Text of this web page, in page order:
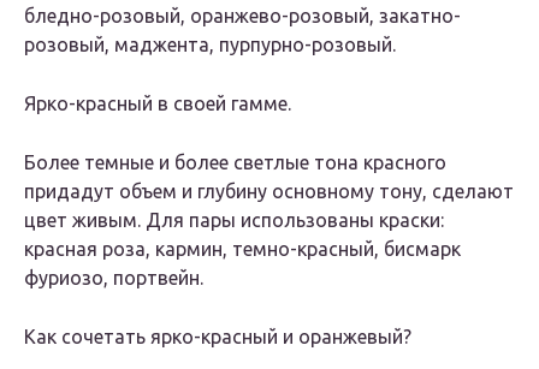
бледно-розовый, оранжево-розовый, закатно-
розовый, маджента, пурпурно-розовый.
Ярко-красный в своей гамме.
Более темные и более светлые тона красного
придадут объем и глубину основному тону, сделают
цвет живым. Для пары использованы краски:
красная роза, кармин, темно-красный, бисмарк
фуриозо, портвейн.
Как сочетать ярко-красный и оранжевый?